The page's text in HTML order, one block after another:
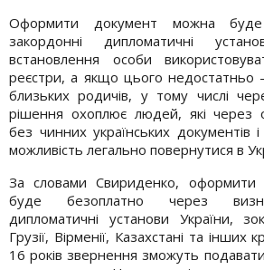
Оформити документ можна буде
закордонні дипломатичні
встановлення особи
реєстри, а якщо цього недостатньо
близьких родичів, у тому числі
рішення охоплює людей, які через
без чинних українських документів
можливість легально повернутися в
За словами Свириденко, оформити
буде безоплатно через
дипломатичні установи України,
Грузії, Вірменії, Казахстані та інших
16 років звернення зможуть